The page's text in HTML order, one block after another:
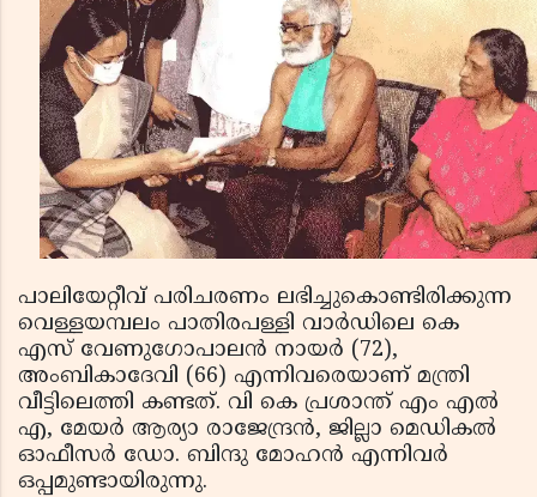
പാലിയേറ്റീവ് പരിചരണം ലഭിച്ചുകൊണ്ടിരിക്കുന്ന
വെള്ളയമ്പലം പാതിരപള്ളി വാര്‍ഡിലെ കെ
എസ് വേണുഗോപാലന്‍ നായര്‍ (72),
അംബികാദേവി (66) എന്നിവരെയാണ് മന്ത്രി
വീട്ടിലെത്തി കണ്ടത്. വി കെ പ്രശാന്ത് എം എല്‍
എ, മേയര്‍ ആര്യാ രാജേന്ദ്രന്‍, ജില്ലാ മെഡികല്‍
ഓഫീസര്‍ ഡോ. ബിന്ദു മോഹന്‍ എന്നിവര്‍
ഒപ്പമുണ്ടായിരുന്നു.